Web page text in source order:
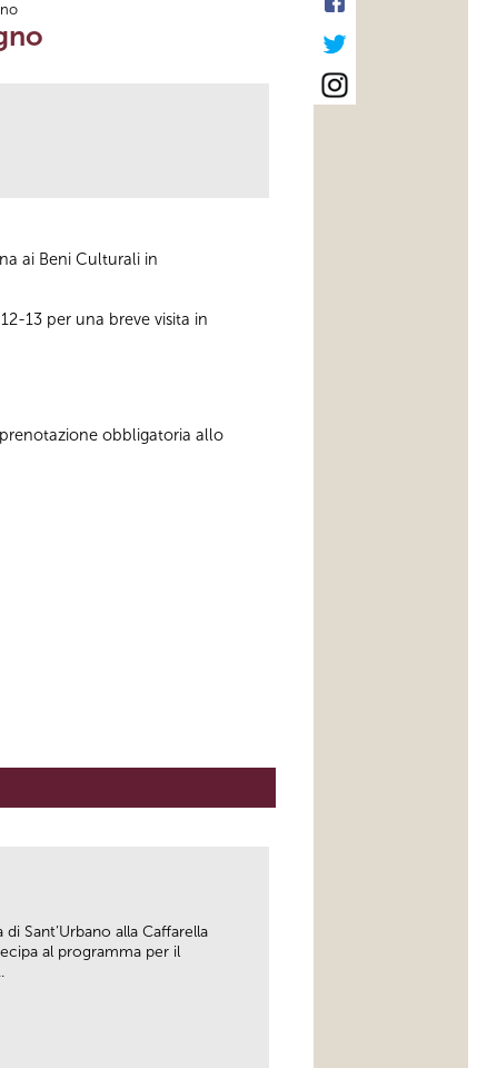
ai Beni Culturali in
13 per una breve visita in
obbligatoria allo
Sant’Urbano alla Caffarella
al programma per il